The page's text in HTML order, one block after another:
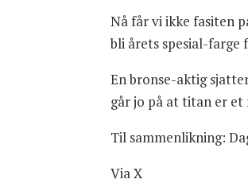
Nå får vi ikke fasiten
bli årets spesial-
En bronse-aktig
går jo på at titan er
Til sammenlikning:
Via X